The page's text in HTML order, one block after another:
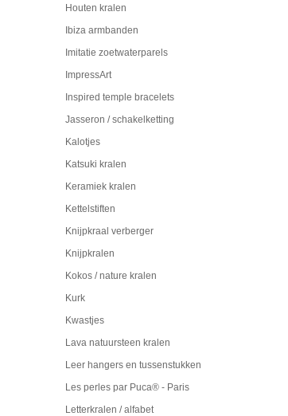
Houten kralen
Ibiza armbanden
Imitatie zoetwaterparels
ImpressArt
Inspired temple bracelets
Jasseron / schakelketting
Kalotjes
Katsuki kralen
Keramiek kralen
Kettelstiften
Knijpkraal verberger
Knijpkralen
Kokos / nature kralen
Kurk
Kwastjes
Lava natuursteen kralen
Leer hangers en tussenstukken
Les perles par Puca® - Paris
Letterkralen / alfabet